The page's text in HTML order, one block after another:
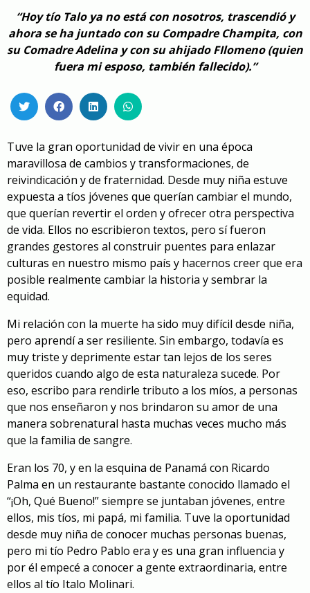
“Hoy tío Talo ya no está con nosotros, trascendió y
ahora se ha juntado con su Compadre Champita, con
su Comadre Adelina y con su ahijado FIlomeno (quien
fuera mi esposo, también fallecido).”
Tuve la gran oportunidad de vivir en una época
maravillosa de cambios y transformaciones, de
reivindicación y de fraternidad. Desde muy niña estuve
expuesta a tíos jóvenes que querían cambiar el mundo,
que querían revertir el orden y ofrecer otra perspectiva
de vida. Ellos no escribieron textos, pero sí fueron
grandes gestores al construir puentes para enlazar
culturas en nuestro mismo país y hacernos creer que era
posible realmente cambiar la historia y sembrar la
equidad.
Mi relación con la muerte ha sido muy difícil desde niña,
pero aprendí a ser resiliente. Sin embargo, todavía es
muy triste y deprimente estar tan lejos de los seres
queridos cuando algo de esta naturaleza sucede. Por
eso, escribo para rendirle tributo a los míos, a personas
que nos enseñaron y nos brindaron su amor de una
manera sobrenatural hasta muchas veces mucho más
que la familia de sangre.
Eran los 70, y en la esquina de Panamá con Ricardo
Palma en un restaurante bastante conocido llamado el
“¡Oh, Qué Bueno!” siempre se juntaban jóvenes, entre
ellos, mis tíos, mi papá, mi familia. Tuve la oportunidad
desde muy niña de conocer muchas personas buenas,
pero mi tío Pedro Pablo era y es una gran influencia y
por él empecé a conocer a gente extraordinaria, entre
ellos al tío Italo Molinari.